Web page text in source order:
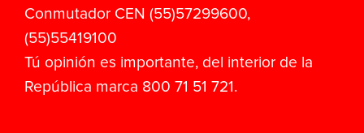
Conmutador CEN (55)57299600,
(55)55419100
Tú opinión es importante, del interior de la
República marca 800 71 51 721.